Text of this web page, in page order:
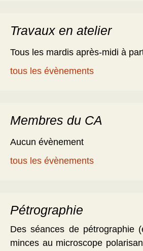
Travaux en atelier
Tous les mardis après-midi à
tous les évènements
Membres du CA
Aucun évènement
tous les évènements
Pétrographie
Des séances de pétrographie
minces au microscope